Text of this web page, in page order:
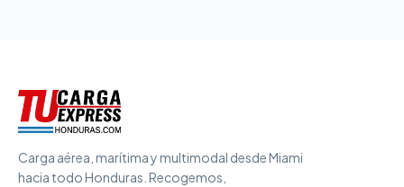
Carga aérea, marítima y multimodal desde Miami
hacia todo Honduras. Recogemos,